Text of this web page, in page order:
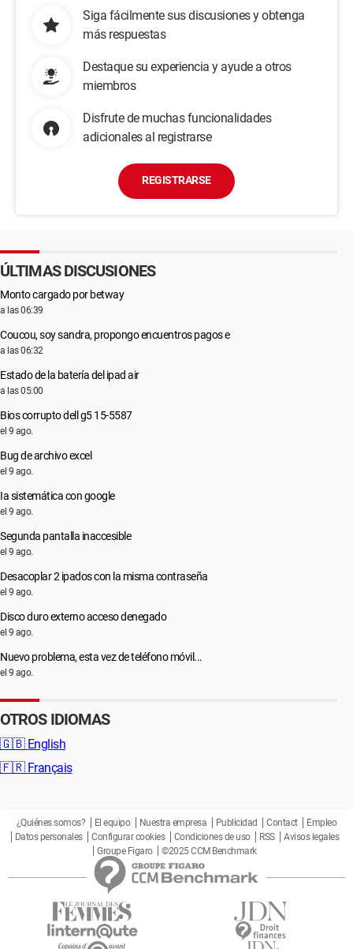
Siga fácilmente sus discusiones y obtenga
más respuestas
Destaque su experiencia y ayude a otros
miembros
Disfrute de muchas funcionalidades
adicionales al registrarse
REGISTRARSE
ÚLTIMAS DISCUSIONES
Monto cargado por betway
a las 06:39
Coucou, soy sandra, propongo encuentros pagos e
a las 06:32
Estado de la batería del ipad air
a las 05:00
Bios corrupto dell g5 15-5587
el 9 ago.
Bug de archivo excel
el 9 ago.
Ia sistemática con google
el 9 ago.
Segunda pantalla inaccesible
el 9 ago.
Desacoplar 2 ipados con la misma contraseña
el 9 ago.
Disco duro externo acceso denegado
el 9 ago.
Nuevo problema, esta vez de teléfono móvil...
el 9 ago.
OTROS IDIOMAS
🇬🇧 English
🇫🇷 Français
¿Quiénes somos? El equipo Nuestra empresa Publicidad Contact
Empleo
Datos personales
Configurar cookies Condiciones de uso RSS
Avisos legales
Groupe Figaro
©2025 CCM Benchmark